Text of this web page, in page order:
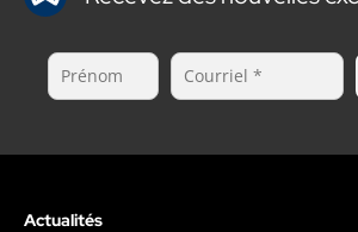
Actualités